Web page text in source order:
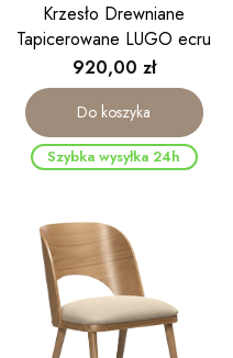
Krzesło Drewniane
Tapicerowane LUGO ecru
noga kolor orzech
Cena
920,00 zł
Do koszyka
Szybka wysyłka 24h